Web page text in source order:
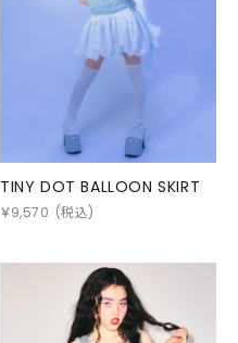
TINY DOT BALLOON SKIRT
￥9,570 (税込)